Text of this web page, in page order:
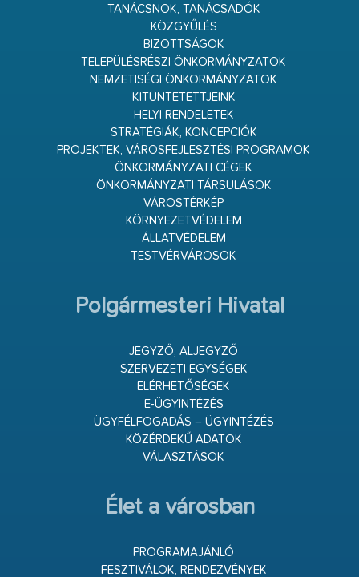
TANÁCSNOK, TANÁCSADÓK
KÖZGYŰLÉS
BIZOTTSÁGOK
TELEPÜLÉSRÉSZI ÖNKORMÁNYZATOK
NEMZETISÉGI ÖNKORMÁNYZATOK
KITÜNTETETTJEINK
HELYI RENDELETEK
STRATÉGIÁK, KONCEPCIÓK
PROJEKTEK, VÁROSFEJLESZTÉSI PROGRAMOK
ÖNKORMÁNYZATI CÉGEK
ÖNKORMÁNYZATI TÁRSULÁSOK
VÁROSTÉRKÉP
KÖRNYEZETVÉDELEM
ÁLLATVÉDELEM
TESTVÉRVÁROSOK
Polgármesteri Hivatal
JEGYZŐ, ALJEGYZŐ
SZERVEZETI EGYSÉGEK
ELÉRHETŐSÉGEK
E-ÜGYINTÉZÉS
ÜGYFÉLFOGADÁS – ÜGYINTÉZÉS
KÖZÉRDEKŰ ADATOK
VÁLASZTÁSOK
Élet a városban
PROGRAMAJÁNLÓ
FESZTIVÁLOK, RENDEZVÉNYEK